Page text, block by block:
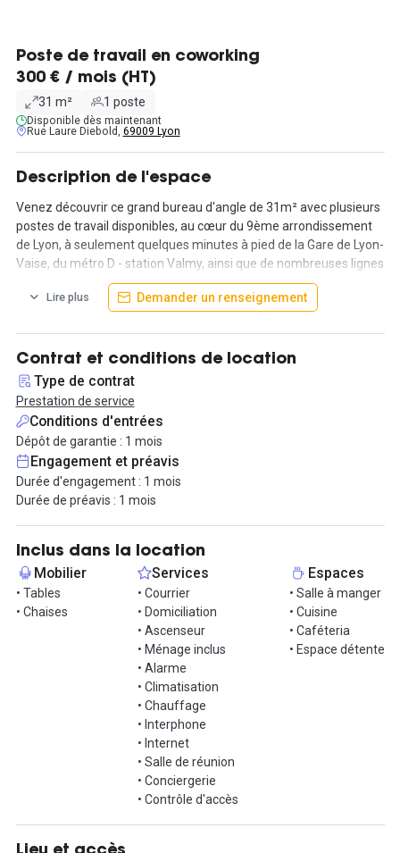
Poste de travail en coworking
300 € / mois (HT)
31 m² 1 poste
Disponible dès maintenant
Rue Laure Diebold, 69009 Lyon
Description de l'espace
Venez découvrir ce grand bureau d'angle de 31m² avec plusieurs
postes de travail disponibles, au cœur du 9ème arrondissement
de Lyon, à seulement quelques minutes à pied de la Gare de Lyon-
Vaise, du métro D - station Valmy, ainsi que de nombreuses lignes
de bus. Dans un environnement dynamique, proche de la rue
Marietton et de ses nombreux restaurants et commerces, vous
coworking à taille humaine (conciergerie d'entreprises, comité
d'entreprise mutualisé, offres préférentielles pour le déjeuner ou
encore accès à un annuaire d'experts).
Votre Office Manager dédié vous permettra de vous concentrer
sur le développement de votre entreprise uniquement, en
facilitant votre quotidien avec la gestion du courrier et de votre
espace de travail. Vous apprécierez de pouvoir rencontrer les
autres sociétés lors de vos pauses-café ou autour de la grande
table de déjeuner. Nous vous proposons une offre tout inclus
avec le mobilier et le ménage du bureau, ainsi qu'un accès à la
salle de réunion équipée. Les consommables sont facturés en
supplément (cafés, thés, copies).
Nos contrats de prestations de services avec seulement 1 mois
d'engagement minimum et 1 mois de préavis offrent une grande
Des places de parkings nominatives en sous-sols sont disponibles
N'attendez plus, venez visiter !
Lire plus Demander un renseignement
Contrat et conditions de location
Type de contrat
Prestation de service
Conditions d'entrées
Dépôt de garantie : 1 mois
Engagement et préavis
Durée d'engagement : 1 mois
Durée de préavis : 1 mois
Inclus dans la location
Mobilier
• Tables
• Chaises
Services
• Courrier
• Domiciliation
• Ascenseur
• Ménage inclus
• Alarme
• Climatisation
• Chauffage
• Interphone
• Internet
• Salle de réunion
• Conciergerie
• Contrôle d'accès
Espaces
• Salle à manger
• Cuisine
• Caféteria
• Espace détente